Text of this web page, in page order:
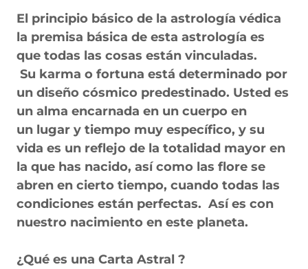
El principio básico de la astrología védica
la premisa básica de esta astrología es
que todas las cosas están vinculadas.
Su karma o fortuna está determinado por
un diseño cósmico predestinado. Usted es
un alma encarnada en un cuerpo en
un lugar y tiempo muy específico, y su
vida es un reflejo de la totalidad mayor en
la que has nacido, así como las flore se
abren en cierto tiempo, cuando todas las
condiciones están perfectas. Así es con
nuestro nacimiento en este planeta.
¿Qué es una Carta Astral ?